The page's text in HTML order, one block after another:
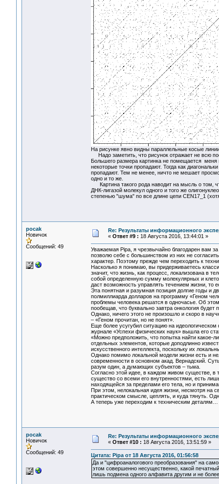
На рисунке явно видны параллельные косые
Надо заметить, что рисунок отражает не всю
Большего размера картинка не помещается меня
некоторые точки пропадают. Тогда как
пропадают. Тем не менее, ничто не мешает
одно и то же.
Картина такого рода наводит на мысль о том,
ДНК-лигазой молекул одного и того же
степенью "шума" по все длине цепи CEN17_1
pocak
Новичок
Сообщений: 49
Re: Результаты информационного
« Ответ #9 : 18 Августа 2016, 13:44:01 »
Уважаемая Pipa, я чрезвычайно благодарен вам
позволю себе с большинством из них не
характер. Поэтому прежде чем переходить к
Насколько я понимаю, вы придерживаетесь
значит, что жизнь, как процесс, локализована в
собой определенную сумму молекулярных и
даст возможность управлять течением жизни, то
Эта понятная и разумная позиция долгие годы и
полмиллиарда долларов на программу «Геном
проблемы человека решатся в одночасье. Об
пообещав, что буквально завтра онкология будет
Однако, ничего этого не произошло и скоро в
– «Геном прочитан, но не понят».
Еще более усугубил ситуацию на
журнале «Успехи физических наук» вышла его
«Можно предположить, что попытка найти какое-
отдельных элементов, которые доподлинно
искусственного интеллекта, поскольку их
Однако помимо локальной модели жизни есть и
современности в основном акад. Вернадский.
разум один, а думающих субъектов – тьма.
Согласно этой идее, в каждом живом существе,
существо со всеми его внутренностями, есть
находящейся за пределами его тела, но и
При этом, нелокальная идея жизни, несмотря на
практическом смысле, цеплять, и куда тянуть.
А теперь уже переходим к техническим деталям…
pocak
Новичок
Сообщений: 49
Re: Результаты информационного
« Ответ #10 : 18 Августа 2016, 13:51:59 »
Цитата: Pipa от 18 Августа 2016, 01:56:58
Да и "цифроаналогового преобразования" на
этом совершенно несущественно, какой
лишь подмена одного алфавита другим и не более